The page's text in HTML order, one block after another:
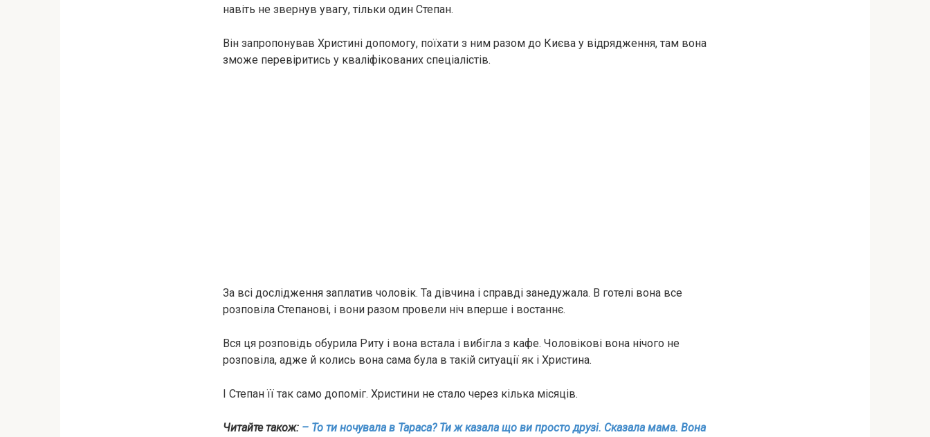
навіть не звернув увагу, тільки один Степан.
Він запропонував Христині допомогу, поїхати з ним разом до Києва у відрядження, там вона
зможе перевіритись у кваліфікованих спеціалістів.
За всі дослідження заплатив чоловік. Та дівчина і справді занедужала. В готелі вона все
розповіла Степанові, і вони разом провели ніч вперше і востаннє.
Вся ця розповідь обурила Риту і вона встала і вибігла з кафе. Чоловікові вона нічого не
розповіла, адже й колись вона сама була в такій ситуації як і Христина.
І Степан її так само допоміг. Христини не стало через кілька місяців.
Читайте також: – То ти ночувала в Тараса? Ти ж казала що ви просто друзі. Сказала мама. Вона